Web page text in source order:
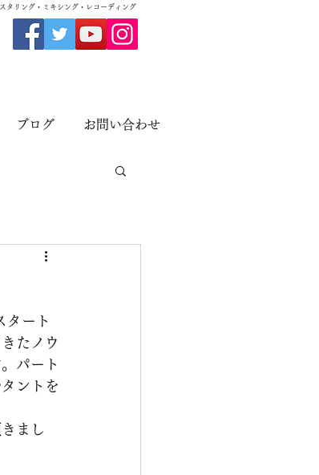
タリング・ミキシング・レコーディング
ブログ お問い合わせ
タート
たノウ
パート
ントを
まし